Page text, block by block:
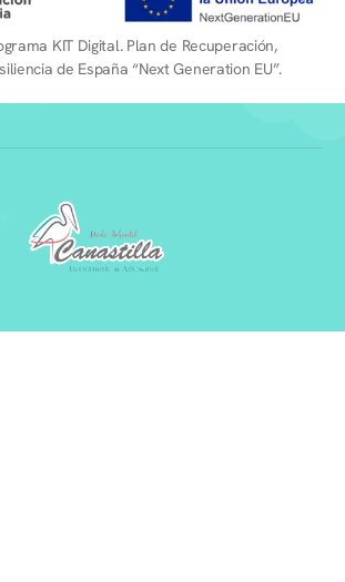
KIT Digital. Plan de Recuperación,
de España “Next Generation EU”.